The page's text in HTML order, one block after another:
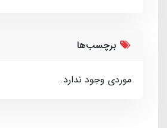
برچسب‌ها
موردی وجود ندارد.